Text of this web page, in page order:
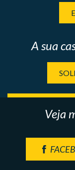
A sua
Veja